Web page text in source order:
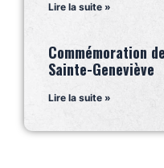
Lire la suite »
Commémoration
Sainte-Geneviève
Lire la suite »